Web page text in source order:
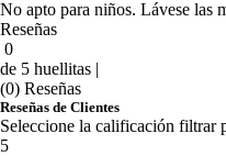
No apto para niños. Lávese las
Reseñas
0
de 5 huellitas |
(0) Reseñas
Reseñas de Clientes
Seleccione la calificación filtrar
5